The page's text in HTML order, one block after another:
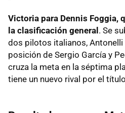
Victoria para Dennis Foggia,
la clasificación general. Se
dos pilotos italianos, Antonelli
posición de Sergio García y
cruza la meta en la séptima
tiene un nuevo rival por el